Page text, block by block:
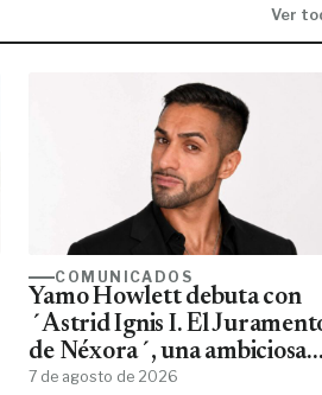
Ver
COMUNICADOS
Yamo Howlett debuta con
´Astrid Ignis I. El
de Néxora´, una ambiciosa
saga de fantasía y ciencia
7 de agosto de 2026